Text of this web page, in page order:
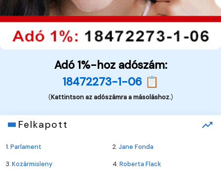
Adó 1%-hoz adószám:
18472273-1-06 📋
(Kattintson az adószámra a másoláshoz.)
Felkapott
1.Parlament 2.Jane Fonda
3.Kozármisleny 4.Roberta Flack